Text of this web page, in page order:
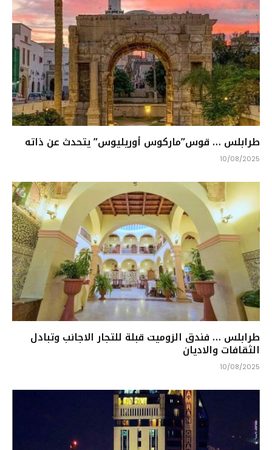
طرابلس … قوس”ماركوس أوريليوس” يتحدث عن ذاته
10/08/2025
طرابلس … فندق الزوميت قبلة للتجار الاجانب وتبادل
الثقافات والاديان
10/08/2025